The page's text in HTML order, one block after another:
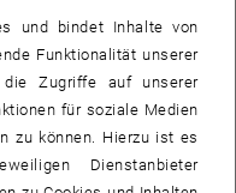
Bild
© TU Wien
1/2 Bilder
ein
ROTER NASEN
und bindet Inhalte von
Funktionalität unserer
Zugriffe auf unserer
für soziale Medien
zu können. Hierzu ist es
Dienstanbieter